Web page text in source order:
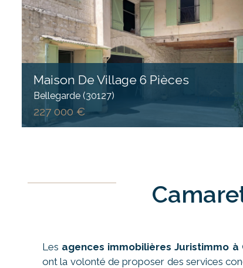
Maison De Village 6 Pièces
Bellegarde (30127)
227 000 €
Les agences immobilières Juristimmo à
ont la volonté de proposer des services